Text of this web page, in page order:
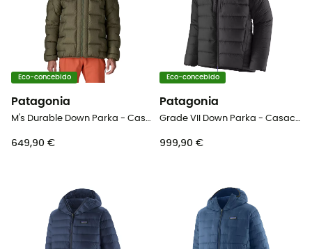
Eco-concebido
Patagonia
M's Durable Down Parka - Casaco penas homem
649,90 €
Eco-concebido
Patagonia
Grade VII Down Parka - Casaco penas
999,90 €